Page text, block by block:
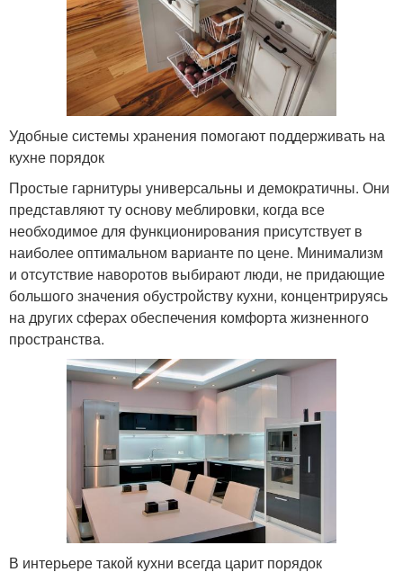
Удобные системы хранения помогают поддерживать на
кухне порядок
Простые гарнитуры универсальны и демократичны. Они
представляют ту основу меблировки, когда все
необходимое для функционирования присутствует в
наиболее оптимальном варианте по цене. Минимализм
и отсутствие наворотов выбирают люди, не придающие
большого значения обустройству кухни, концентрируясь
на других сферах обеспечения комфорта жизненного
пространства.
В интерьере такой кухни всегда царит порядок